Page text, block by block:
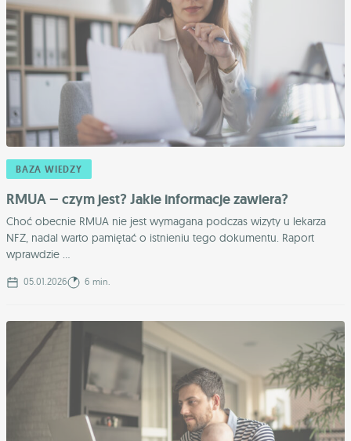
BAZA WIEDZY
RMUA – czym jest? Jakie informacje zawiera?
Choć obecnie RMUA nie jest wymagana podczas wizyty u lekarza
NFZ, nadal warto pamiętać o istnieniu tego dokumentu. Raport
wprawdzie ...
05.01.2026 6 min.